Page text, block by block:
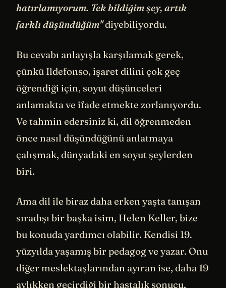
hatırlamıyorum. Tek bildiğim şey, artık
farklı düşündüğüm"diyebiliyordu.
Bu cevabı anlayışla karşılamak gerek,
çünkü Ildefonso, işaret dilini çok geç
öğrendiği için, soyut düşünceleri
anlamakta ve ifade etmekte zorlanıyordu.
Ve tahmin edersiniz ki, dil öğrenmeden
önce nasıl düşündüğünü anlatmaya
çalışmak, dünyadaki en soyut şeylerden
biri.
Ama dil ile biraz daha erken yaşta tanışan
sıradışı bir başka isim, Helen Keller, bize
bu konuda yardımcı olabilir. Kendisi 19.
yüzyılda yaşamış bir pedagog ve yazar. Onu
diğer meslektaşlarından ayıran ise, daha 19
aylıkken geçirdiği bir hastalık sonucu,